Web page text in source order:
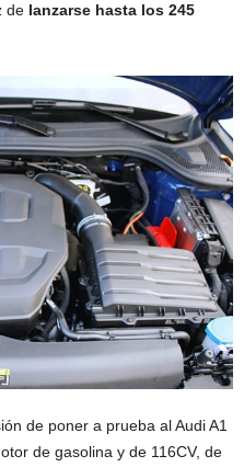
de lanzarse hasta los 245
de poner a prueba al Audi A1
de gasolina y de 116CV, de